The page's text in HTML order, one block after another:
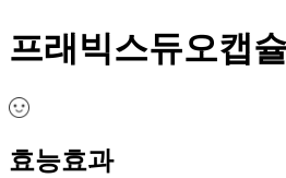
프래빅스듀오캡슐
효능효과